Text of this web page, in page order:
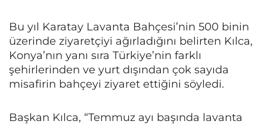
Bu yıl Karatay Lavanta Bahçesi’nin 500 binin
üzerinde ziyaretçiyi ağırladığını belirten Kılca,
Konya’nın yanı sıra Türkiye’nin farklı
şehirlerinden ve yurt dışından çok sayıda
misafirin bahçeyi ziyaret ettiğini söyledi.
Başkan Kılca, “Temmuz ayı başında lavanta